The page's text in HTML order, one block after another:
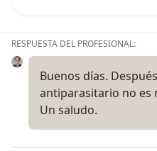
RESPUESTA DEL PROFESIONAL:
Buenos días.
antiparasitario no es
Un saludo.